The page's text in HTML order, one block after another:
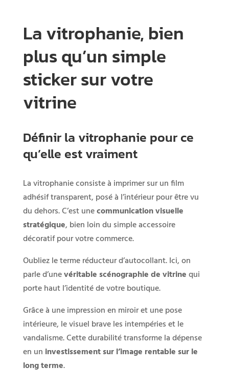
La vitrophanie, bien
plus qu’un simple
sticker sur votre
vitrine
Définir la vitrophanie pour ce
qu’elle est vraiment
La vitrophanie consiste à imprimer sur un film
adhésif transparent, posé à l’intérieur pour être vu
du dehors. C’est unecommunication visuelle
stratégique, bien loin du simple accessoire
décoratif pour votre commerce.
Oubliez le terme réducteur d’autocollant. Ici, on
parle d’unevéritable scénographie de vitrinequi
porte haut l’identité de votre boutique.
Grâce à une impression en miroir et une pose
intérieure, le visuel brave les intempéries et le
vandalisme. Cette durabilité transforme la dépense
en un investissement sur l’image rentable sur le
long terme.